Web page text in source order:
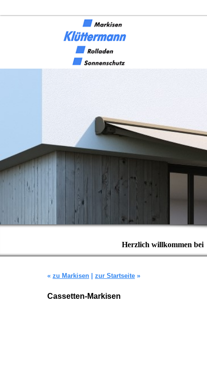
Herzlich willkommen bei
« zu Markisen zur Startseite »
Cassetten-Markisen